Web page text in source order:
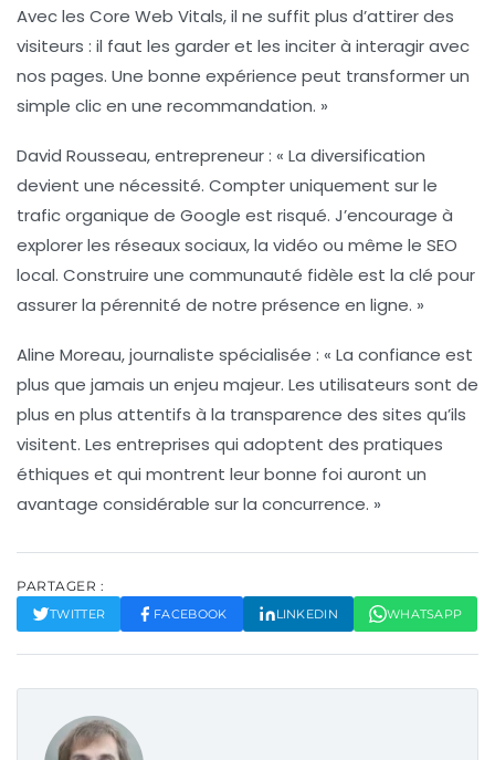
Avec les Core Web Vitals, il ne suffit plus d’attirer des
visiteurs : il faut les garder et les inciter à interagir avec
nos pages. Une bonne expérience peut transformer un
simple clic en une recommandation. »
David Rousseau, entrepreneur : « La diversification
devient une nécessité. Compter uniquement sur le
trafic organique de Google est risqué. J’encourage à
explorer les réseaux sociaux, la vidéo ou même le SEO
local. Construire une communauté fidèle est la clé pour
assurer la pérennité de notre présence en ligne. »
Aline Moreau, journaliste spécialisée : « La confiance est
plus que jamais un enjeu majeur. Les utilisateurs sont de
plus en plus attentifs à la transparence des sites qu’ils
visitent. Les entreprises qui adoptent des pratiques
éthiques et qui montrent leur bonne foi auront un
avantage considérable sur la concurrence. »
PARTAGER :
TWITTER FACEBOOK LINKEDIN WHATSAPP